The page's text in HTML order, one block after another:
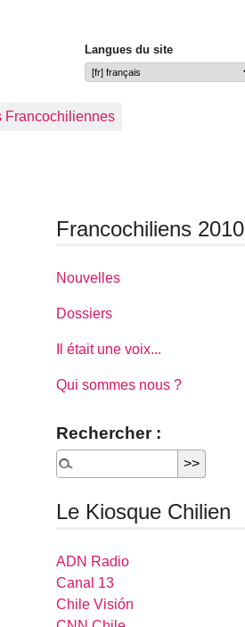
Langues du site
Francochiliennes
Francochiliens 2010
Nouvelles
Dossiers
Il était une voix...
Qui sommes nous ?
Rechercher :
Le Kiosque Chilien
ADN Radio
Canal 13
Chile Visión